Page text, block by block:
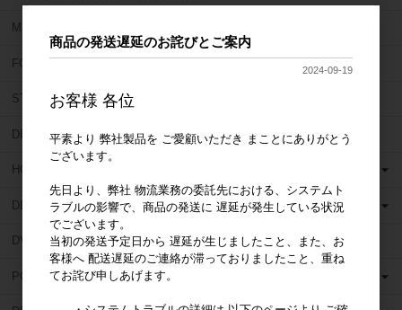
MIRROR GEAR (ミラーギア)
FORUM (フォーラム)
STAR DENTAL (スターデンタル)
DEN TOUCH (デンタッチ)
HORICO (ホリコ)
DEDECO (デデコ)
DVA (ディーヴイエー)
POLIRAPID (ポリラピッド)
商品の発送遅延のお詫びとご案内
2024-09-19
お客様 各位
平素より 弊社製品を ご愛顧いただき まことにありがとう
ございます。
先日より、弊社 物流業務の委託先における、システムト
ラブルの影響で、商品の発送に 遅延が発生している状況
でございます。
当初の発送予定日から 遅延が生じましたこと、また、お
客様へ 配送遅延のご連絡が滞っておりましたこと、重ね
てお詫び申しあげます。